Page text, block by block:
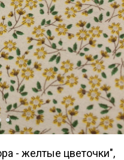
- желтые цветочки",